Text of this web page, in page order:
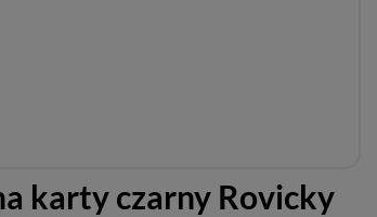
karty czarny Rovicky